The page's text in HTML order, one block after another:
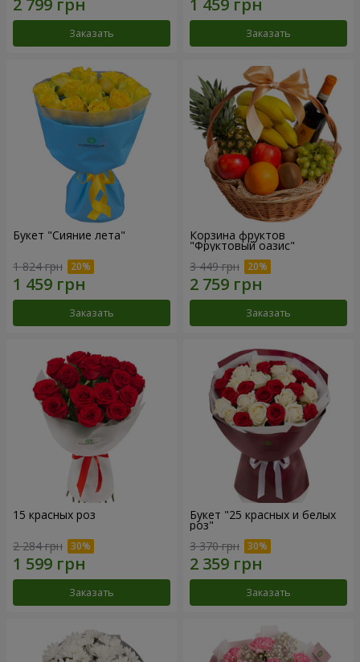
Заказать Заказать
Букет "Сияние лета"
1 824 грн
Заказать
Корзина фруктов
"Фруктовый оазис"
3 449 грн
Заказать
15 красных роз
2 284 грн
Заказать
Букет "25 красных и белых
роз"
3 370 грн
Заказать